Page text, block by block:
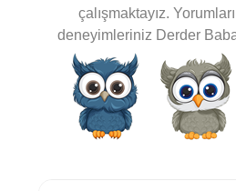
çalışmaktayız.
deneyimleriniz Derder